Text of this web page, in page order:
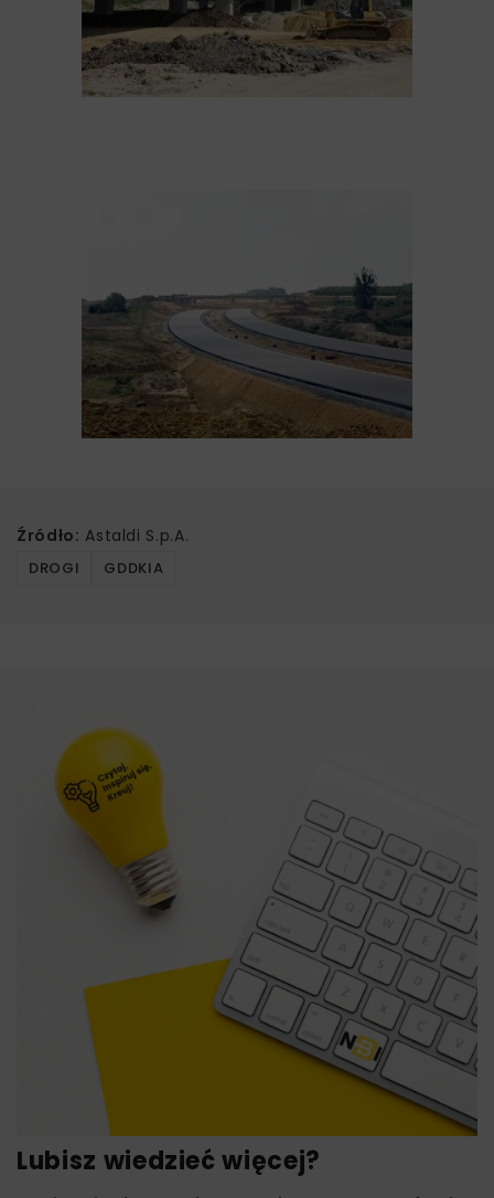
Źródło: Astaldi S.p.A.
DROGI GDDKIA
Lubisz wiedzieć więcej?